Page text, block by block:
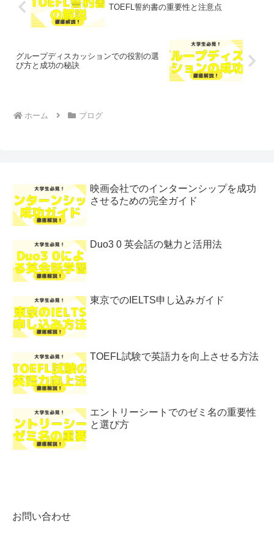
TOEFL誓約書の重要性と注意点
グループディスカッションでの役割の選
び方と成功の秘訣
ホーム ブログ
映画会社でのインターンシップを成功
させるための完全ガイド
Duo3 0 英会話の魅力と活用法
東京でのIELTS申し込みガイド
TOEFL試験で英語力を向上させる方法
エントリーシートでのゼミ名の重要性
と選び方
お問い合わせ